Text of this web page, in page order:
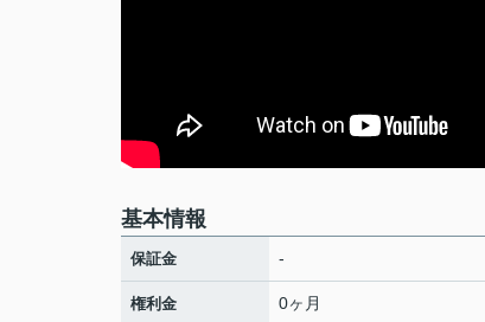
基本情報
保証金 -
権利金 0ヶ月